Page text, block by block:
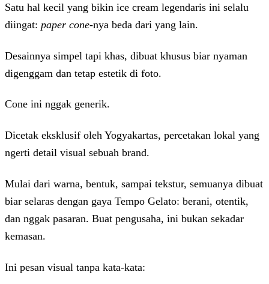
Satu hal kecil yang bikin ice cream legendaris ini selalu
diingat: paper cone-nya beda dari yang lain.
Desainnya simpel tapi khas, dibuat khusus biar nyaman
digenggam dan tetap estetik di foto.
Cone ini nggak generik.
Dicetak eksklusif oleh Yogyakartas, percetakan lokal yang
ngerti detail visual sebuah brand.
Mulai dari warna, bentuk, sampai tekstur, semuanya dibuat
biar selaras dengan gaya Tempo Gelato: berani, otentik,
dan nggak pasaran. Buat pengusaha, ini bukan sekadar
kemasan.
Ini pesan visual tanpa kata-kata: